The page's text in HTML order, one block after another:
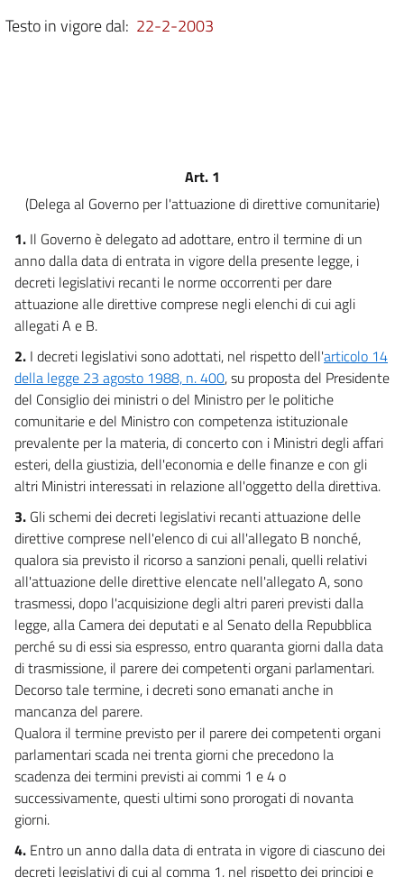
9
15
16
17
18
19
20
21
22
23
24
25
26
27
28
29
30
31
Allegati
Allegato A
Allegato A
Allegato B
Testo in vigore dal: 22-2-2003
Art. 1
(Delega al Governo per l'attuazione di direttive comunitarie)
1. Il Governo è delegato ad adottare, entro il termine di un
anno dalla data di entrata in vigore della presente legge, i
decreti legislativi recanti le norme occorrenti per dare
attuazione alle direttive comprese negli elenchi di cui agli
allegati A e B.
2. I decreti legislativi sono adottati, nel rispetto dell'articolo 14
della legge 23 agosto 1988, n. 400, su proposta del Presidente
del Consiglio dei ministri o del Ministro per le politiche
comunitarie e del Ministro con competenza istituzionale
prevalente per la materia, di concerto con i Ministri degli affari
esteri, della giustizia, dell'economia e delle finanze e con gli
altri Ministri interessati in relazione all'oggetto della direttiva.
3. Gli schemi dei decreti legislativi recanti attuazione delle
direttive comprese nell'elenco di cui all'allegato B nonché,
qualora sia previsto il ricorso a sanzioni penali, quelli relativi
all'attuazione delle direttive elencate nell'allegato A, sono
trasmessi, dopo l'acquisizione degli altri pareri previsti dalla
legge, alla Camera dei deputati e al Senato della Repubblica
perché su di essi sia espresso, entro quaranta giorni dalla data
di trasmissione, il parere dei competenti organi parlamentari.
Decorso tale termine, i decreti sono emanati anche in
mancanza del parere.
Qualora il termine previsto per il parere dei competenti organi
parlamentari scada nei trenta giorni che precedono la
scadenza dei termini previsti ai commi 1 e 4 o
successivamente, questi ultimi sono prorogati di novanta
giorni.
4. Entro un anno dalla data di entrata in vigore di ciascuno dei
decreti legislativi di cui al comma 1, nel rispetto dei principi e